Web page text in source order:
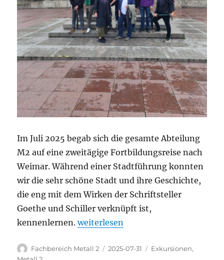
Im Juli 2025 begab sich die gesamte Abteilung
M2 auf eine zweitägige Fortbildungsreise nach
Weimar. Während einer Stadtführung konnten
wir die sehr schöne Stadt und ihre Geschichte,
die eng mit dem Wirken der Schriftsteller
Goethe und Schiller verknüpft ist,
kennenlernen.„M2 Abteilungsfortbildung in
weiterlesen
Autor
Fachbereich Metall 2
Veröffentlicht
2025-07-31 Kategorien
Exkursionen,